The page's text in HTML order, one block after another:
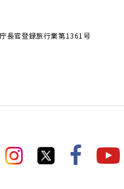
長官登録旅行業第1361号